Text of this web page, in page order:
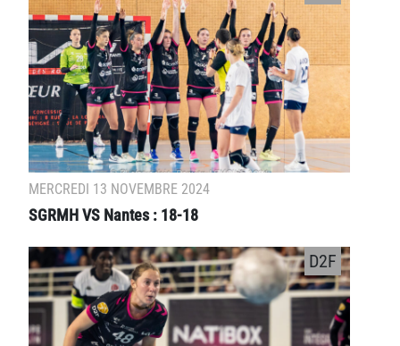
MERCREDI 13 NOVEMBRE 2024
SGRMH VS Nantes : 18-18
D2F